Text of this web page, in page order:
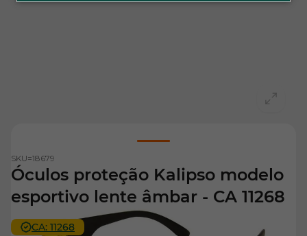
CA: 11268
SKU=18679
Óculos proteção Kalipso modelo
esportivo lente âmbar - CA 11268